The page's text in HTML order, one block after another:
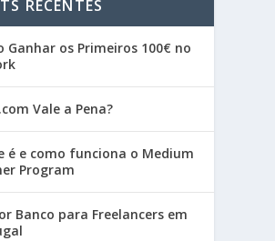
RECENTES
Ganhar os Primeiros 100€ no
Vale a Pena?
é e como funciona o Medium
Program
Banco para Freelancers em